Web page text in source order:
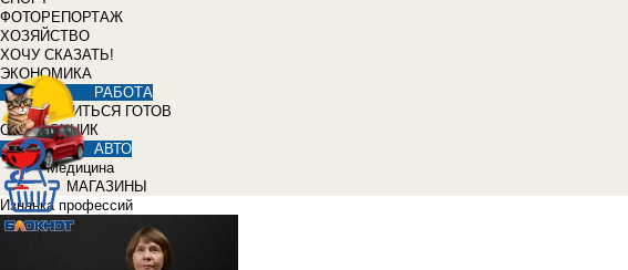
ФОТОРЕПОРТАЖ
ХОЗЯЙСТВО
ХОЧУ СКАЗАТЬ!
ЭКОНОМИКА
РАБОТА
УЧИТЬСЯ ГОТОВ
СПРАВОЧНИК
АВТО
Медицина
МАГАЗИНЫ
Изнанка профессий